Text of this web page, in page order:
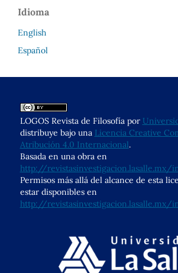
Idioma
English
Español
LOGOS Revista de Filosofía por
distribuye bajo una Licencia Creative
Atribución 4.0 Internacional.
Basada en una obra en
http://revistasinvestigacion.lasalle.mx/
Permisos más allá del alcance de esta
estar disponibles en
http://revistasinvestigacion.lasalle.mx/